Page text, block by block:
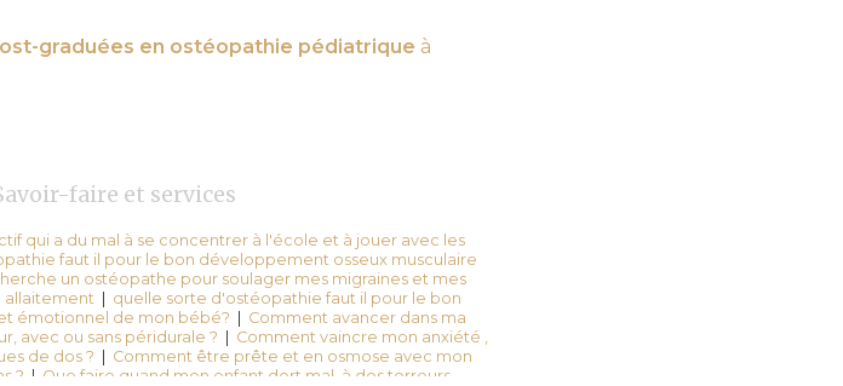
graduées en ostéopathie pédiatrique à
faire et services
qui a du mal à se concentrer à l'école et à jouer avec les
faut il pour le bon développement osseux musculaire
un ostéopathe pour soulager mes migraines et mes
allaitement| quelle sorte d'ostéopathie faut il pour le bon
émotionnel de mon bébé?
Comment avancer dans ma
avec ou sans péridurale ?
Comment vaincre mon anxiété ,
de dos ?
Comment être prête et en osmose avec mon
? | Que faire quand mon enfant dort mal, à des terreurs